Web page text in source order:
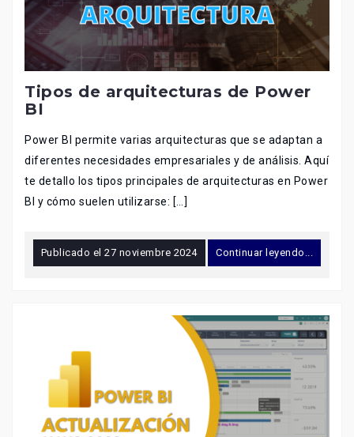
Tipos de arquitecturas de Power
BI
Power BI permite varias arquitecturas que se adaptan a
diferentes necesidades empresariales y de análisis. Aquí
te detallo los tipos principales de arquitecturas en Power
BI y cómo suelen utilizarse: […]
Publicado el27 noviembre 2024 Continuar leyendo...